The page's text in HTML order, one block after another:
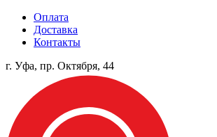
Оплата
Доставка
Контакты
г. Уфа, пр. Октября, 44